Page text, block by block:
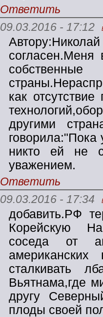
Ответить
09.03.2016 - 17:12
как
другими
никто ей не
уважением.
Ответить
09.03.2016 - 17:34
добавить.РФ
Корейскую
соседа от
сталкивать
Вьятнама,где
другу
плоды своей